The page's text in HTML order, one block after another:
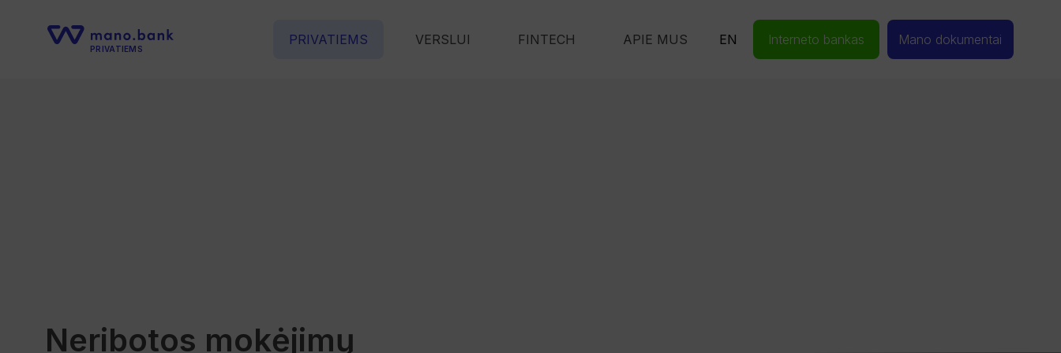
PRIVATIEMS
PRIVATIEMS VERSLUI FINTECH APIE MUS EN Interneto bankas Mano dokumentai
Neribotos mokėjimų